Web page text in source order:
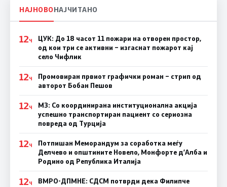
НАЈНОВОНАЈЧИТАНО
12Ч
ЦУК: До 18 часот 11 пожари на отворен простор,
од кои три се активни – изгаснат пожарот кај
село Чифлик
12Ч
Промовиран првиот графички роман – стрип од
авторот Бобан Пешов
12Ч
МЗ: Со координирана институционална акција
успешно транспортиран пациент со сериозна
повреда од Турција
12Ч
Потпишан Меморандум за соработка меѓу
Делчево и општините Новело, Монфорте д’Алба и
Родино од Република Италија
12Ч
ВМРО-ДПМНЕ: СДСM потврди дека Филипче